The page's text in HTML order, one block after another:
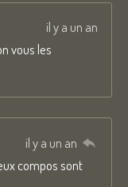
il y a un an
vous les
il y a un an
compos sont